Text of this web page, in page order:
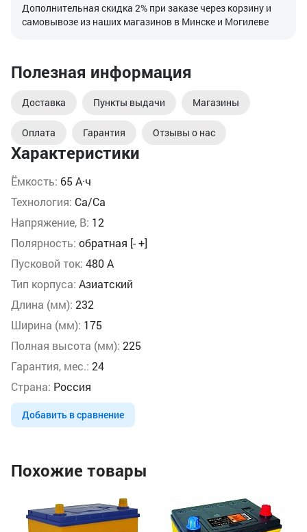
Характеристики
Ёмкость: 65 А·ч
Технология: Ca/Ca
Напряжение, В: 12
Полярность: обратная [- +]
Пусковой ток: 480 А
Тип корпуса: Азиатский
Длина (мм): 232
Ширина (мм): 175
Полная высота (мм): 225
Гарантия, мес.: 24
Страна: Россия
Добавить в сравнение
Дополнительная скидка 2% при заказе через корзину и
самовывозе из наших магазинов в Минске и Могилеве
Полезная информация
Доставка Пункты выдачи Магазины
Оплата Гарантия Отзывы о нас
Похожие товары